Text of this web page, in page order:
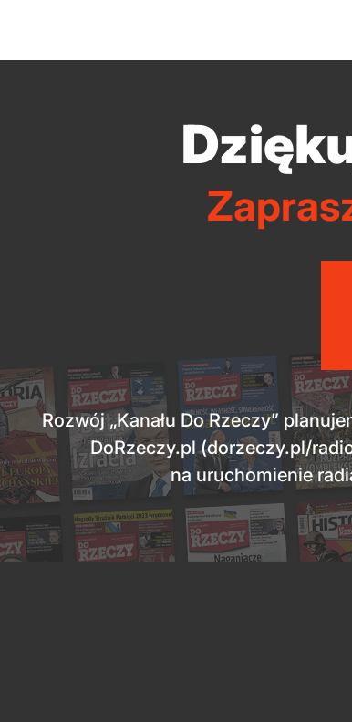
Rozwój „Kanału Do Rzeczy”
DoRzeczy.pl (dorzeczy.pl/
na uruchomienie